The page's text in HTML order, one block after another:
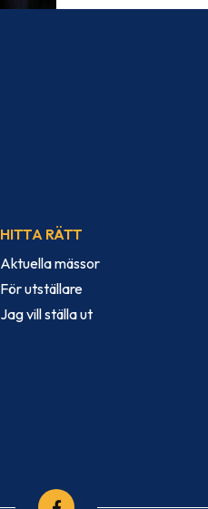
HITTA RÄTT
Aktuella mässor
För utställare
Jag vill ställa ut